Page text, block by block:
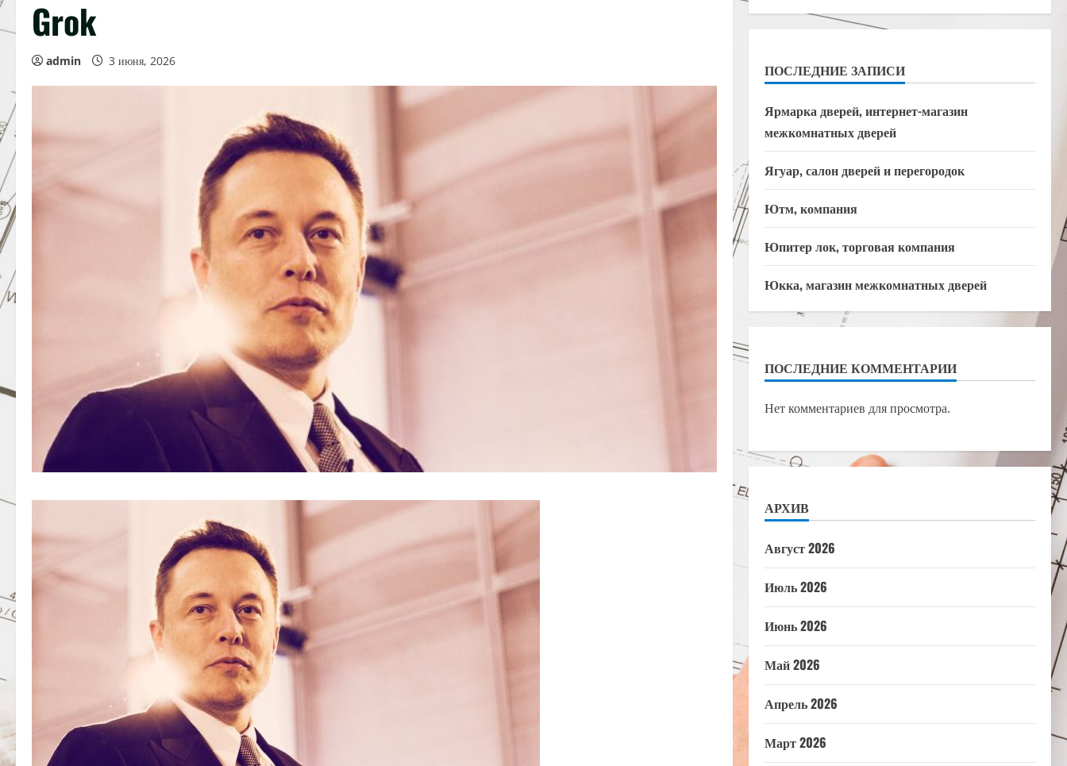
Grok
admin 3 июня, 2026 ПОСЛЕДНИЕ ЗАПИСИ
Ярмарка дверей, интернет-магазин
межкомнатных дверей
Ягуар, салон дверей и перегородок
Ютм, компания
Юпитер лок, торговая компания
Юкка, магазин межкомнатных дверей
ПОСЛЕДНИЕ КОММЕНТАРИИ
Нет комментариев для просмотра.
АРХИВ
Август 2026
Июль 2026
Июнь 2026
Май 2026
Апрель 2026
Март 2026